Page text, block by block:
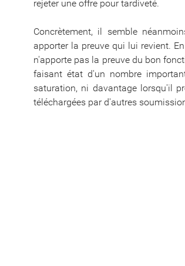
rejeter une offre pour tardiveté.
Concrètement, il semble
apporter la preuve qui lui revient.
n'apporte pas la preuve du bon
faisant état d'un nombre
saturation, ni davantage lorsqu'il
téléchargées par d'autres